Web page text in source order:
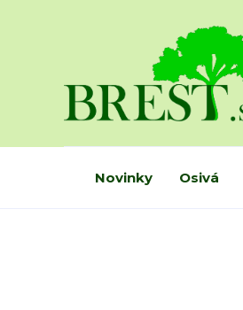
Novinky Osivá